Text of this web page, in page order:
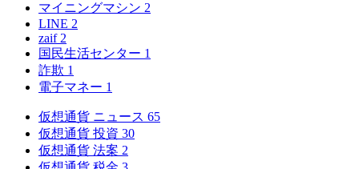
マイニングマシン 2
LINE 2
zaif 2
国民生活センター 1
詐欺 1
電子マネー 1
仮想通貨 ニュース 65
仮想通貨 投資 30
仮想通貨 法案 2